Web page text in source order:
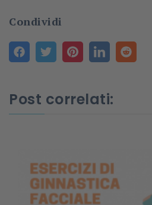
Condividi
Post correlati: